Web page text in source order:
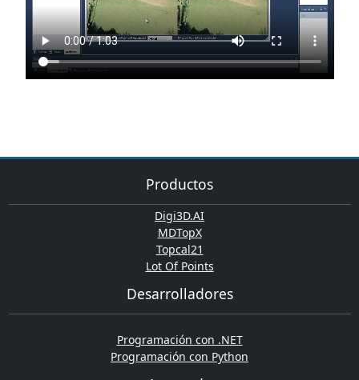
Productos
Digi3D.AI
MDTopX
Topcal21
Lot Of Points
Desarrolladores
Programación con .NET
Programación con Python